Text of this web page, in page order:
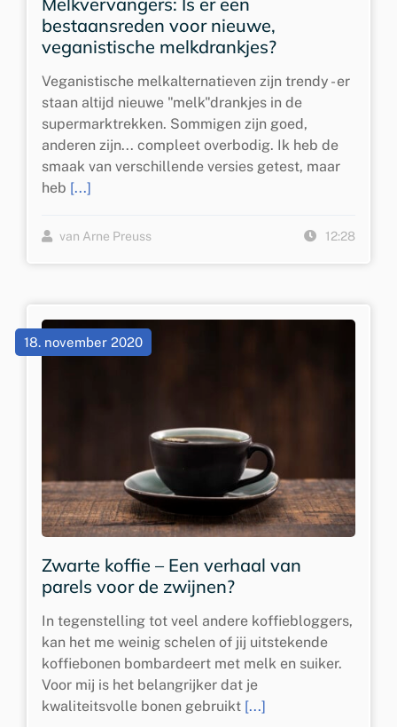
bestaansreden voor nieuwe,
veganistische melkdrankjes?
Veganistische melkalternatieven zijn trendy - er
staan altijd nieuwe "melk"drankjes in de
supermarktrekken. Sommigen zijn goed,
anderen zijn... compleet overbodig. Ik heb de
smaak van verschillende versies getest, maar
heb [...]
van Arne Preuss 12:28
18. november 2020
Zwarte koffie – Een verhaal van
parels voor de zwijnen?
In tegenstelling tot veel andere koffiebloggers,
kan het me weinig schelen of jij uitstekende
koffiebonen bombardeert met melk en suiker.
Voor mij is het belangrijker dat je
kwaliteitsvolle bonen gebruikt [...]